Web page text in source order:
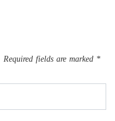
Required fields are marked *